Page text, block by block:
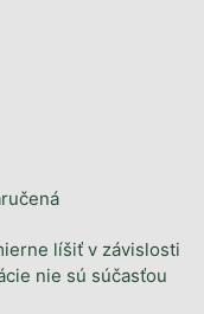
líšiť v závislosti
nie sú súčasťou